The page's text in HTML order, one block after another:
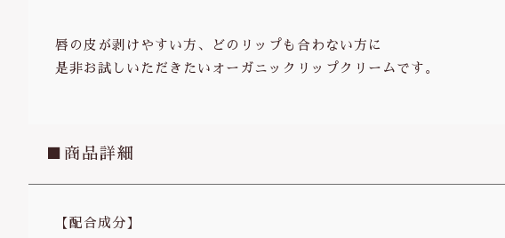
唇の皮が剥けやすい方、どのリップも合わない方に
是非お試しいただきたいオーガニックリップクリームです。
■商品詳細
【配合成分】